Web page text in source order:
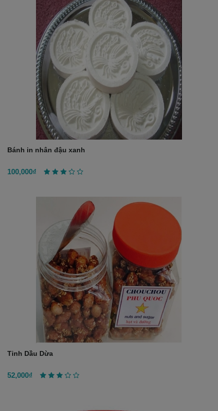
Bánh in nhân đậu xanh
100,000₫
Tinh Dầu Dừa
52,000₫